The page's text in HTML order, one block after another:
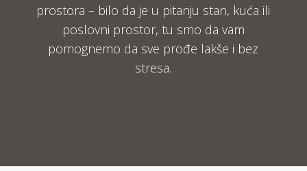
prostora – bilo da je u pitanju stan, kuća ili
poslovni prostor, tu smo da vam
pomognemo da sve prođe lakše i bez
stresa.